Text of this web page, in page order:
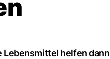
Lebensmittel helfen dann